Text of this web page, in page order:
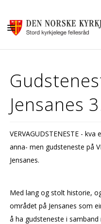
GUDSTENESTER
DÅP VIGSEL GRAVFERD
BARN OG UNGDOM
SOKNERÅDA
INFORMASJON
GI EI GÅVE
Jensanes
VERVAGUDSTENESTE -
anna- men gudsteneste på
Jensanes.
Med lang og stolt historie,
området på Jensanes som
å ha gudsteneste i